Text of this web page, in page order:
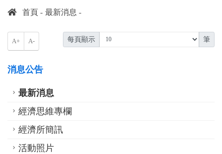
首頁 最新消息
A+ A- 每頁顯示 筆
消息公告
最新消息
經濟思維專欄
經濟所簡訊
活動照片